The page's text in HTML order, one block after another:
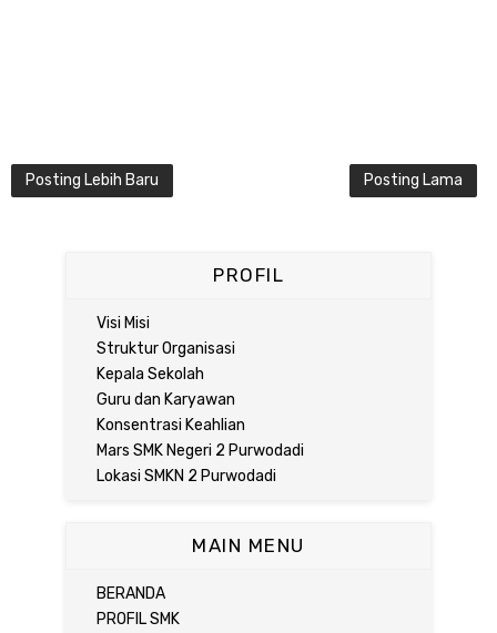
Posting Lebih Baru Posting Lama
PROFIL
Visi Misi
Struktur Organisasi
Kepala Sekolah
Guru dan Karyawan
Konsentrasi Keahlian
Mars SMK Negeri 2 Purwodadi
Lokasi SMKN 2 Purwodadi
MAIN MENU
BERANDA
PROFIL SMK